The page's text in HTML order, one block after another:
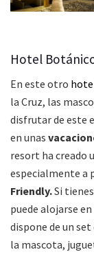
Hotel
En este otro
la Cruz, las
disfrutar de este
en unas
resort ha creado
especialmente a
Friendly.Si
puede alojarse
dispone de un set
la mascota,